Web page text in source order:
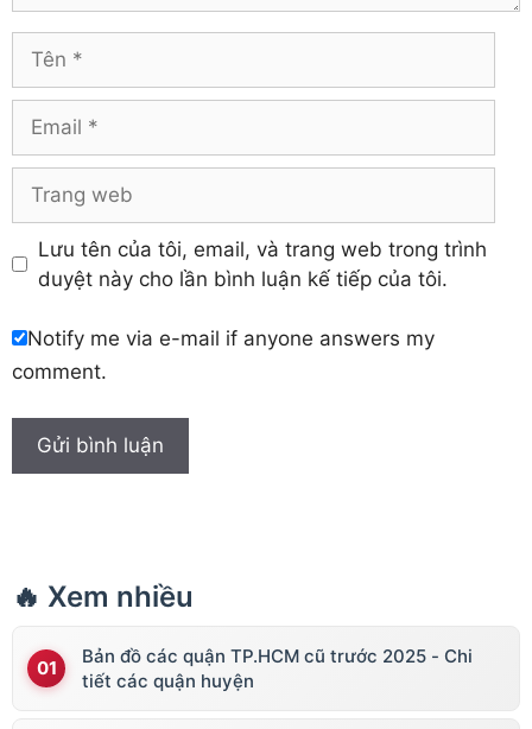
Hậu Giang
Hưng Yên
Khánh Hòa
Vĩnh Phúc
web
Lưu tên của tôi, email, và trang web trong trình
duyệt này cho lần bình luận kế tiếp của tôi.
Notify me via e-mail if anyone answers my
comment.
🔥 Xem nhiều
Bản đồ các quận TP.HCM cũ trước 2025 - Chi
tiết các quận huyện